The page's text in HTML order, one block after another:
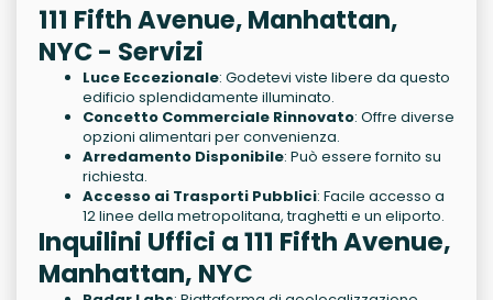
111 Fifth Avenue, Manhattan,
NYC - Servizi
Luce Eccezionale: Godetevi viste libere da questo
edificio splendidamente illuminato.
Concetto Commerciale Rinnovato: Offre diverse
opzioni alimentari per convenienza.
Arredamento Disponibile: Può essere fornito su
richiesta.
Accesso ai Trasporti Pubblici: Facile accesso a
12 linee della metropolitana, traghetti e un eliporto.
Inquilini Uffici a 111 Fifth Avenue,
Manhattan, NYC